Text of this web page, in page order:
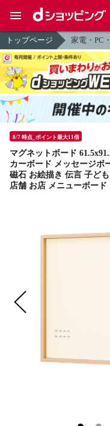
トップページ 家電・PC
8/7 時点_ポイント最大11倍
マグネットボード
カーボード メッセージボ
磁石 お絵描き 伝言 子ど
店舗 お店 メニューボード